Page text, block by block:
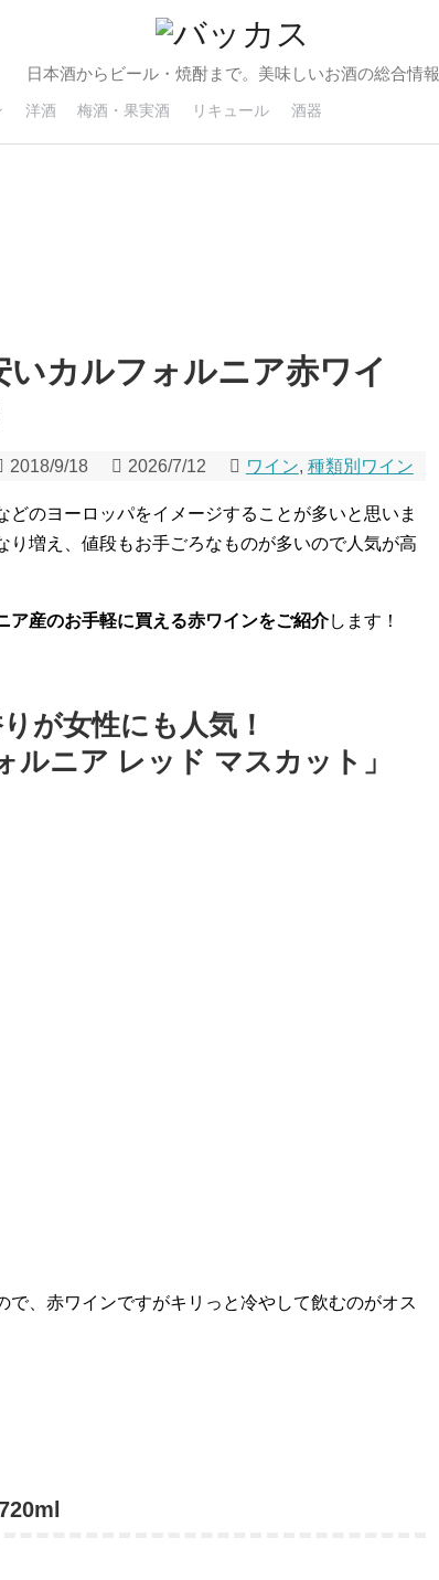
日本酒からビール・焼酎まで。美味しいお酒の総合情報
洋酒 梅酒・果実酒 リキュール 酒器
カルフォルニア赤ワイ
2018/9/18 2026/7/12 ワイン, 種類別ワイン
のヨーロッパをイメージすることが多いと思いま
増え、値段もお手ごろなものが多いので人気が高
ア産のお手軽に買える赤ワインをご紹介します！
が女性にも人気！
ルニア レッド マスカット」
、赤ワインですがキリっと冷やして飲むのがオス